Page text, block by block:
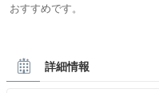
おすすめです。
詳細情報